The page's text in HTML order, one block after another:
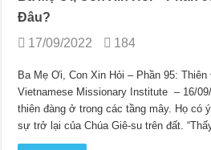
Đâu?
17/09/2022
184
Ba Mẹ Ơi, Con Xin Hỏi – Phần 95:
Vietnamese Missionary Institute – 16/
thiên đàng ở trong các tầng mây. Họ có
sự trở lại của Chúa Giê-su trên đất.